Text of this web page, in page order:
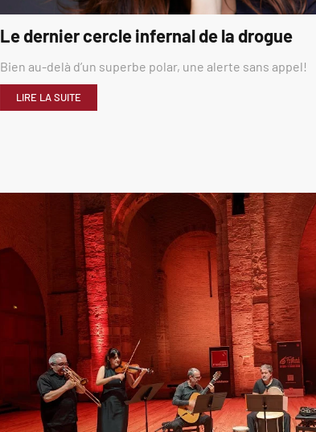
Le dernier cercle infernal de la drogue
Bien au-delà d’un superbe polar, une alerte sans appel!
LIRE LA SUITE